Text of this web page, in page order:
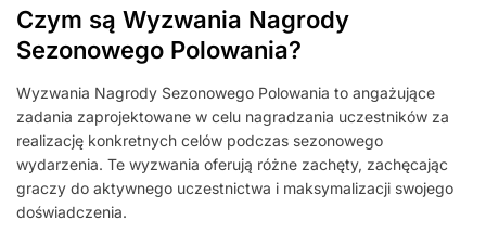
Czym są Wyzwania Nagrody
Sezonowego Polowania?
Wyzwania Nagrody Sezonowego Polowania to angażujące
zadania zaprojektowane w celu nagradzania uczestników za
realizację konkretnych celów podczas sezonowego
wydarzenia. Te wyzwania oferują różne zachęty, zachęcając
graczy do aktywnego uczestnictwa i maksymalizacji swojego
doświadczenia.